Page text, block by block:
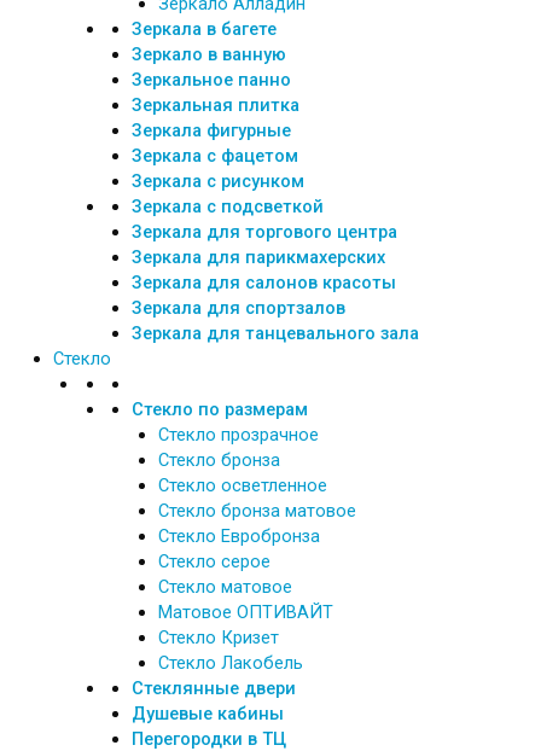
Зеркала в багете
Зеркало в ванную
Зеркальное панно
Зеркальная плитка
Зеркала фигурные
Зеркала с фацетом
Зеркала с рисунком
Зеркала с подсветкой
Зеркала для торгового центра
Зеркала для парикмахерских
Зеркала для салонов красоты
Зеркала для спортзалов
Зеркала для танцевального зала
Стекло
Стекло по размерам
Стекло прозрачное
Стекло бронза
Стекло осветленное
Стекло бронза матовое
Стекло Евробронза
Стекло серое
Стекло матовое
Матовое ОПТИВАЙТ
Стекло Кризет
Стекло Лакобель
Стеклянные двери
Душевые кабины
Перегородки в ТЦ